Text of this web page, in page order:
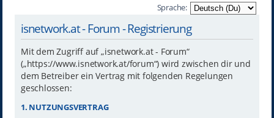
Sprache:
isnetwork.at - Forum - Registrierung
Mit dem Zugriff auf „isnetwork.at - Forum“
(„https://www.isnetwork.at/forum“) wird zwischen dir und
dem Betreiber ein Vertrag mit folgenden Regelungen
geschlossen:
1. NUTZUNGSVERTRAG